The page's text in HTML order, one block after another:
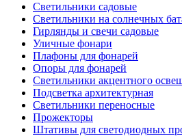
Светильники садовые
Светильники на солнечных
Гирлянды и свечи садовые
Уличные фонари
Плафоны для фонарей
Опоры для фонарей
Светильники акцентного
Подсветка архитектурная
Светильники переносные
Прожекторы
Штативы для светодиодных